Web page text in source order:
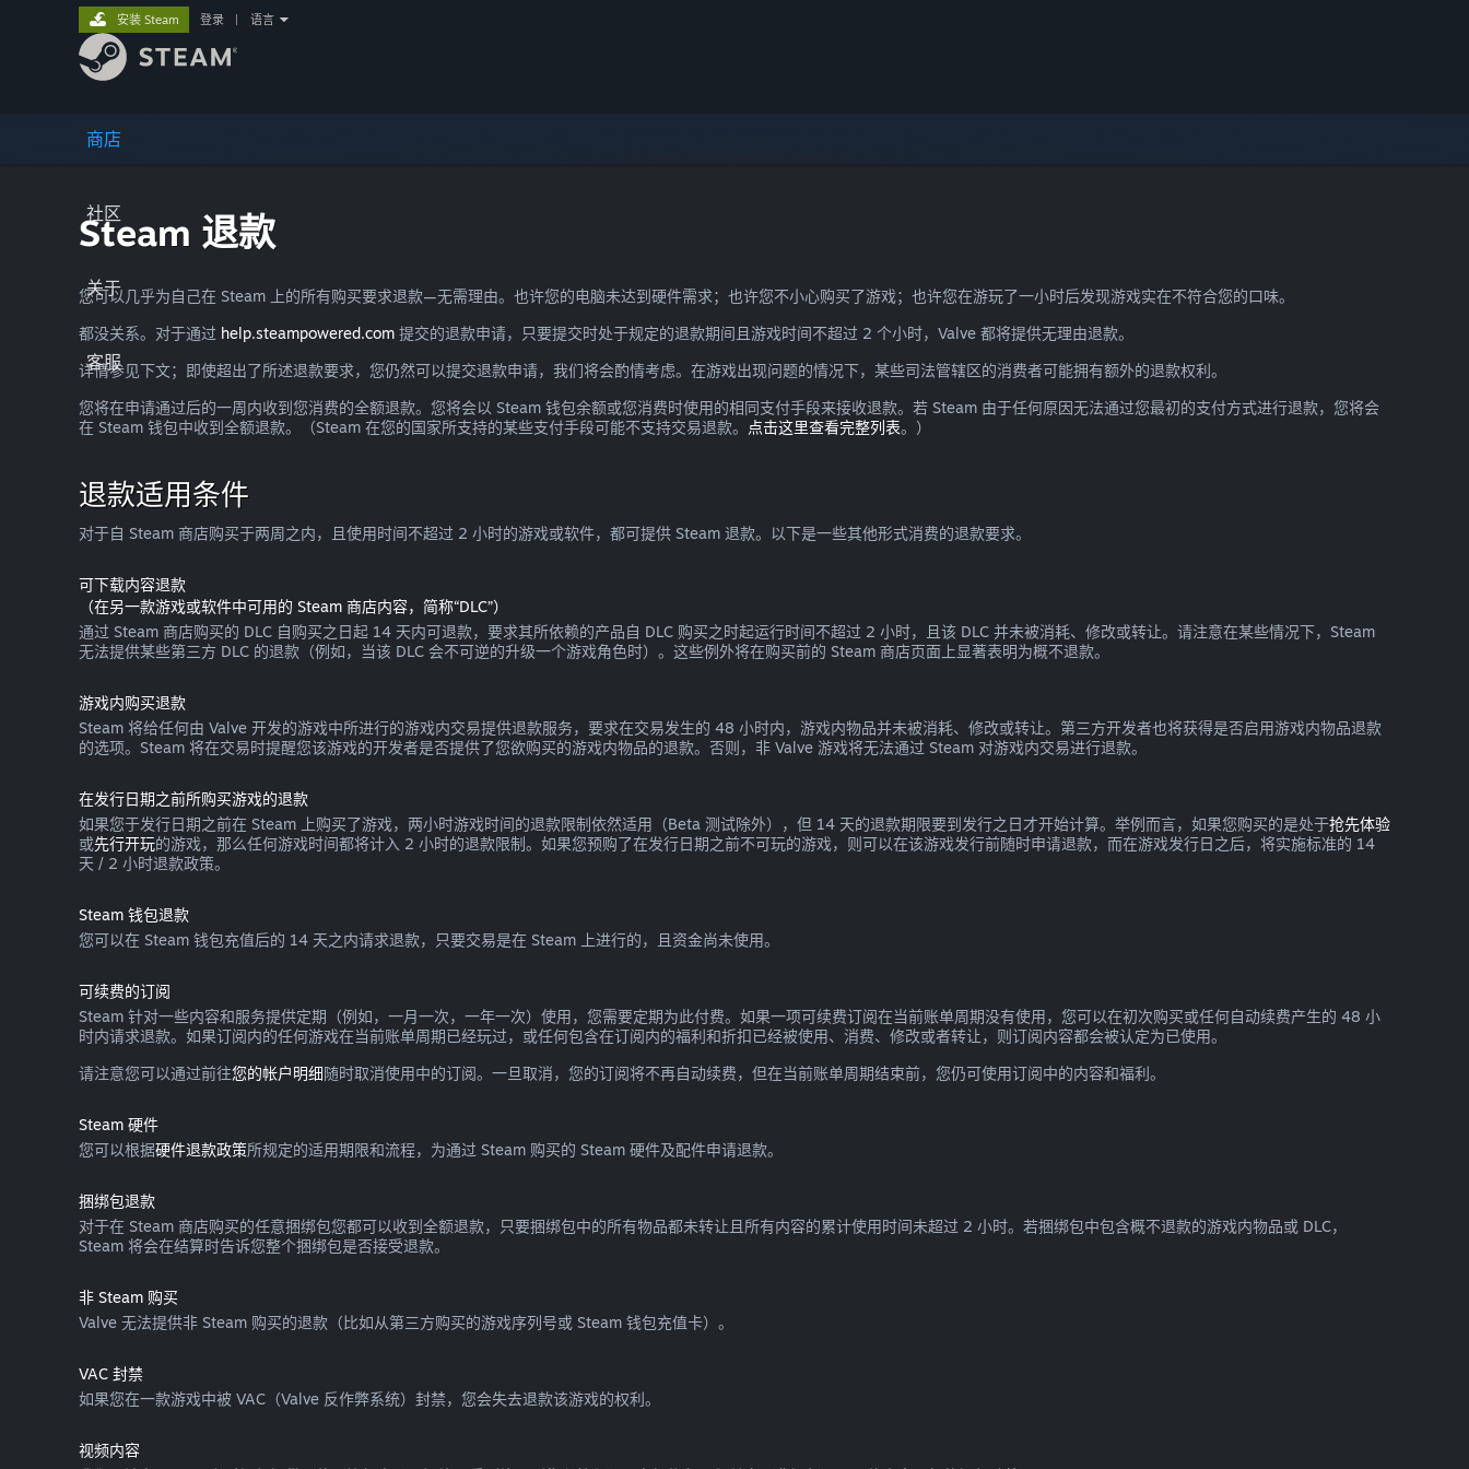
商店
社区
关于
客服
安装 Steam 登录 语言
Steam 退款
您可以几乎为自己在 Steam 上的所有购买要求退款—无需理由。也许您的电脑未达到硬件需求；也许您不小心购买了游戏；也许您在游玩了一小时后发现游戏实在不符合您的口味。
都没关系。对于通过 help.steampowered.com 提交的退款申请，只要提交时处于规定的退款期间且游戏时间不超过 2 个小时，Valve 都将提供无理由退款。
详情参见下文；即使超出了所述退款要求，您仍然可以提交退款申请，我们将会酌情考虑。在游戏出现问题的情况下，某些司法管辖区的消费者可能拥有额外的退款权利。
您将在申请通过后的一周内收到您消费的全额退款。您将会以 Steam 钱包余额或您消费时使用的相同支付手段来接收退款。若 Steam 由于任何原因无法通过您最初的支付方式进行退款，您将会
在 Steam 钱包中收到全额退款。（Steam 在您的国家所支持的某些支付手段可能不支持交易退款。
点击这里查看完整列表。）
退款适用条件
对于自 Steam 商店购买于两周之内，且使用时间不超过 2 小时的游戏或软件，都可提供 Steam 退款。以下是一些其他形式消费的退款要求。
可下载内容退款
（在另一款游戏或软件中可用的 Steam 商店内容，简称“DLC”）
通过 Steam 商店购买的 DLC 自购买之日起 14 天内可退款，要求其所依赖的产品自 DLC 购买之时起运行时间不超过 2 小时，且该 DLC 并未被消耗、修改或转让。请注意在某些情况下，Steam
无法提供某些第三方 DLC 的退款（例如，当该 DLC 会不可逆的升级一个游戏角色时）。这些例外将在购买前的 Steam 商店页面上显著表明为概不退款。
游戏内购买退款
Steam 将给任何由 Valve 开发的游戏中所进行的游戏内交易提供退款服务，要求在交易发生的 48 小时内，游戏内物品并未被消耗、修改或转让。第三方开发者也将获得是否启用游戏内物品退款
的选项。Steam 将在交易时提醒您该游戏的开发者是否提供了您欲购买的游戏内物品的退款。否则，非 Valve 游戏将无法通过 Steam 对游戏内交易进行退款。
在发行日期之前所购买游戏的退款
如果您于发行日期之前在 Steam 上购买了游戏，两小时游戏时间的退款限制依然适用（Beta 测试除外），但 14 天的退款期限要到发行之日才开始计算。举例而言，如果您购买的是处于抢先体验
或先行开玩的游戏，那么任何游戏时间都将计入 2 小时的退款限制。如果您预购了在发行日期之前不可玩的游戏，则可以在该游戏发行前随时申请退款，而在游戏发行日之后，将实施标准的 14
天 / 2 小时退款政策。
Steam 钱包退款
您可以在 Steam 钱包充值后的 14 天之内请求退款，只要交易是在 Steam 上进行的，且资金尚未使用。
可续费的订阅
Steam 针对一些内容和服务提供定期（例如，一月一次，一年一次）使用，您需要定期为此付费。如果一项可续费订阅在当前账单周期没有使用，您可以在初次购买或任何自动续费产生的 48 小
时内请求退款。如果订阅内的任何游戏在当前账单周期已经玩过，或任何包含在订阅内的福利和折扣已经被使用、消费、修改或者转让，则订阅内容都会被认定为已使用。
请注意您可以通过前往您的帐户明细随时取消使用中的订阅。一旦取消，您的订阅将不再自动续费，但在当前账单周期结束前，您仍可使用订阅中的内容和福利。
Steam 硬件
您可以根据硬件退款政策所规定的适用期限和流程，为通过 Steam 购买的 Steam 硬件及配件申请退款。
捆绑包退款
对于在 Steam 商店购买的任意捆绑包您都可以收到全额退款，只要捆绑包中的所有物品都未转让且所有内容的累计使用时间未超过 2 小时。若捆绑包中包含概不退款的游戏内物品或 DLC，
Steam 将会在结算时告诉您整个捆绑包是否接受退款。
非 Steam 购买
Valve 无法提供非 Steam 购买的退款（比如从第三方购买的游戏序列号或 Steam 钱包充值卡）。
VAC 封禁
如果您在一款游戏中被 VAC（Valve 反作弊系统）封禁，您会失去退款该游戏的权利。
视频内容